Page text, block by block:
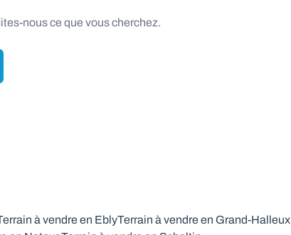
nous ce que vous cherchez.
à vendre en EblyTerrain à vendre en Grand-Halleux